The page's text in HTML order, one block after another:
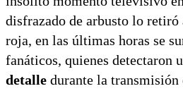
disfrazado de arbusto lo retiró
roja, en las últimas horas se
fanáticos, quienes detectaron
detalle durante la transmisión